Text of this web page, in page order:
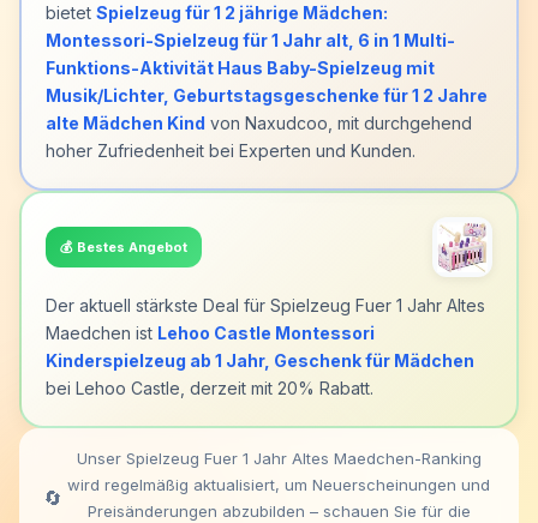
bietet Spielzeug für 1 2 jährige Mädchen:
Montessori-Spielzeug für 1 Jahr alt, 6 in 1 Multi-
Funktions-Aktivität Haus Baby-Spielzeug mit
Musik/Lichter, Geburtstagsgeschenke für 1 2 Jahre
alte Mädchen Kind von Naxudcoo, mit durchgehend
hoher Zufriedenheit bei Experten und Kunden.
💰 Bestes Angebot
Der aktuell stärkste Deal für Spielzeug Fuer 1 Jahr Altes
Maedchen ist Lehoo Castle Montessori
Kinderspielzeug ab 1 Jahr, Geschenk für Mädchen
bei Lehoo Castle, derzeit mit 20% Rabatt.
🔄
Unser Spielzeug Fuer 1 Jahr Altes Maedchen-Ranking
wird regelmäßig aktualisiert, um Neuerscheinungen und
Preisänderungen abzubilden – schauen Sie für die